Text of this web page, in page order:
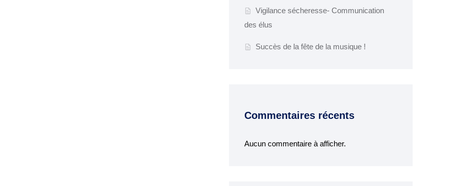
Vigilance sécheresse- Communication
des élus
Succès de la fête de la musique !
Commentaires récents
Aucun commentaire à afficher.